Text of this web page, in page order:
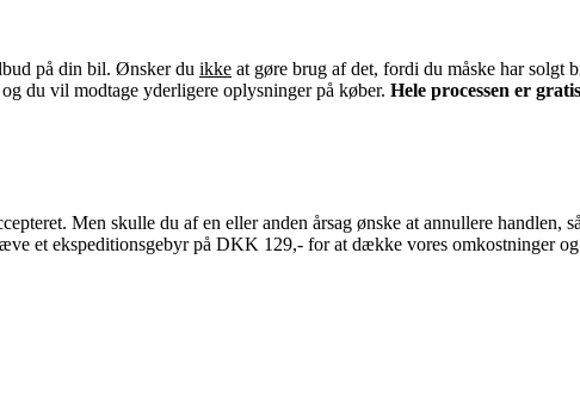
på din bil. Ønsker du ikke at gøre brug af det, fordi du måske har solgt
du vil modtage yderligere oplysninger på køber. Hele processen er
Men skulle du af en eller anden årsag ønske at annullere handlen,
et ekspeditionsgebyr på DKK 129,- for at dække vores omkostninger